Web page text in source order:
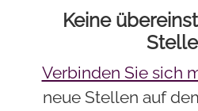
Keine
Verbinden Sie sich
neue Stellen auf